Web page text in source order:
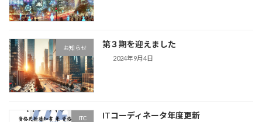
お知らせ 第３期を迎えました
2024年9月4日
ITC ITコーディネータ年度更新